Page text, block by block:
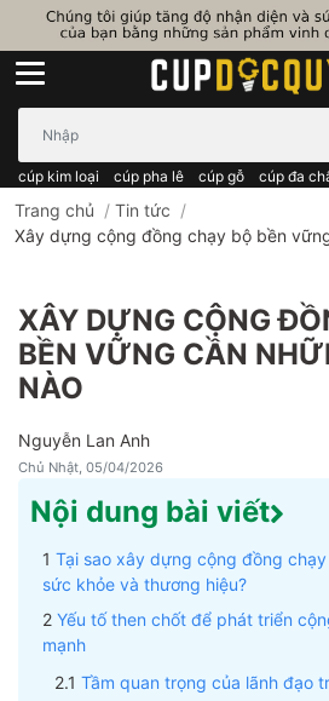
cúp kim loại cúp pha lê cúp gỗ cúp đa
Trang chủ / Tin tức /
Xây dựng cộng đồng chạy bộ bền
XÂY DỰNG CỘNG
BỀN VỮNG CẦN
NÀO
Nguyễn Lan Anh
Chủ Nhật, 05/04/2026
Nội dung bài viết
Tại sao xây dựng cộng đồng
sức khỏe và thương hiệu?
Yếu tố then chốt để phát triển
mạnh
Tầm quan trọng của lãnh đạo